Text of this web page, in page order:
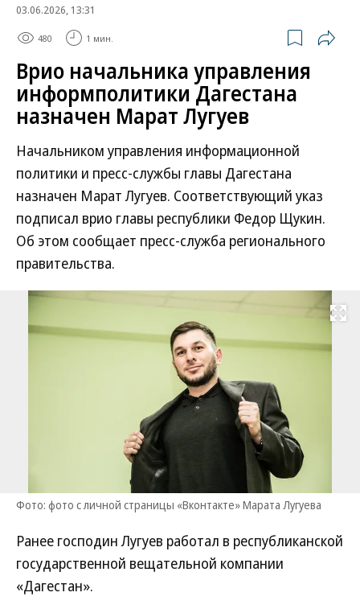
03.06.2026, 13:31
480 1 мин.
Врио начальника управления
информполитики Дагестана
назначен Марат Лугуев
Начальником управления информационной
политики и пресс-службы главы Дагестана
назначен Марат Лугуев. Соответствующий указ
подписал врио главы республики Федор Щукин.
Об этом сообщает пресс-служба регионального
правительства.
Развернуть
Фото: фото с личной страницы «Вконтакте» Марата Лугуева
Ранее господин Лугуев работал в республиканской
государственной вещательной компании
«Дагестан».